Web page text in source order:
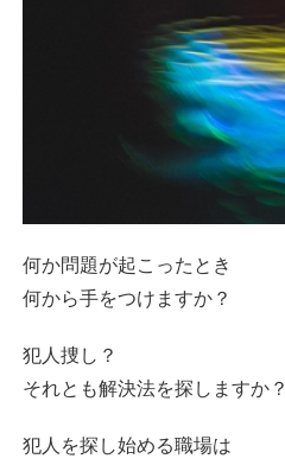
何か問題が起こったとき
何から手をつけますか？
犯人捜し？
それとも解決法を探しますか？
犯人を探し始める職場は